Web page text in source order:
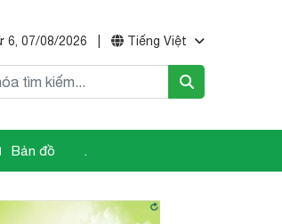
6, 07/08/2026 Tiếng Việt
Bản đồ .